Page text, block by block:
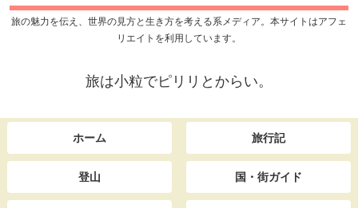
旅の魅力を伝え、世界の見方と生き方を考える系メディア。本サイトはアフェ
リエイトを利用しています。
旅は小粒でピリリとからい。
ホーム 旅行記
登山 国・街ガイド